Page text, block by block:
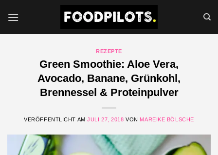
Inhalt
REZEPTE
Green Smoothie: Aloe Vera,
Avocado, Banane, Grünkohl,
Brennessel & Proteinpulver
VERÖFFENTLICHT AMJULI 27, 2018 VON MAREIKE BÖLSCHE